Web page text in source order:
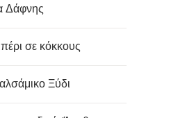
Δάφνης
σε κόκκους
Ξύδι